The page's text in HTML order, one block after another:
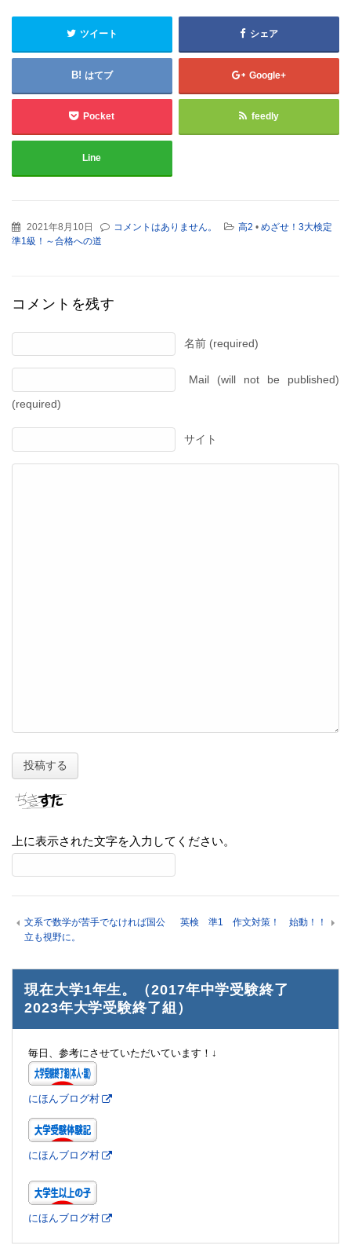
ツイート シェア
はてブ Google+
Pocket feedly
Line
2021年8月10日 コメントはありません。 高2 • めざせ！3大検定
準1級！～合格への道
コメントを残す
名前 (required)
Mail (will not be published)
(required)
サイト
上に表示された文字を入力してください。
文系で数学が苦手でなければ国公
立も視野に。
英検 準1 作文対策！ 始動！！
現在大学1年生。（2017年中学受験終了
2023年大学受験終了組）
毎日、参考にさせていただいています！↓
にほんブログ村
にほんブログ村
にほんブログ村